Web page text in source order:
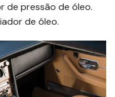
de pressão de óleo.
de óleo.